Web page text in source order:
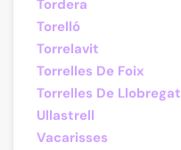
Tordera
Torelló
Torrelavit
Torrelles De Foix
Torrelles De Llobregat
Ullastrell
Vacarisses